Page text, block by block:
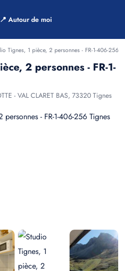
📍 Autour de moi
Tignes, 1 pièce, 2 personnes - FR-1-406-256
2 personnes - FR-1-
- VAL CLARET BAS, 73320 Tignes